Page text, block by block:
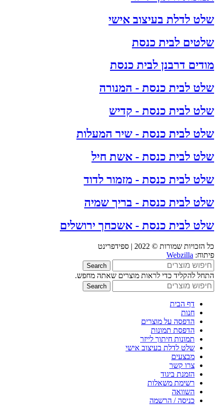
שלט לדלת בעיצוב אישי
שלטים לבית כנסת
מודים דרבנן לבית כנסת
שלט לבית כנסת - המנורה
שלט לבית כנסת - קדיש
שלט לבית כנסת - שיר המעלות
שלט לבית כנסת - אשת חיל
שלט לבית כנסת - מזמור לדוד
שלט לבית כנסת - בריך שמיה
שלט לבית כנסת - אשכחך ירושלים
כל הזכויות שמורות © 2022 | ספידפרינט
פיתוח: Webzilla
Search
התחל להקליד כדי לראות מוצרים שאתה מחפש.
Search
דף הבית
חנות
הדפסה על מוצרים
הדפסת תמונות
תמונות חיתוך לייזר
שלט לדלת בעיצוב אישי
מבצעים
צרו קשר
הזמנת ביגוד
רשימת משאלות
השוואה
כניסה / הרשמה